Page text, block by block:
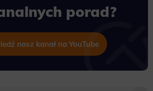
porad?
nasz kanał na YouTube